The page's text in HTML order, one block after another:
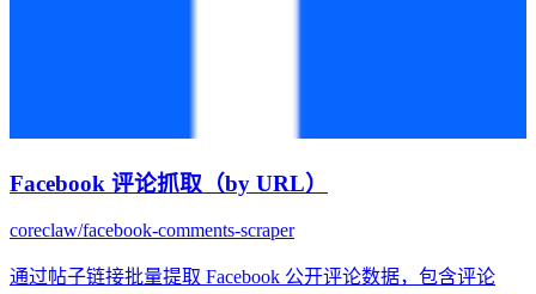
Facebook 评论抓取（by URL）
coreclaw/facebook-comments-scraper
通过帖子链接批量提取 Facebook 公开评论数据，包含评论